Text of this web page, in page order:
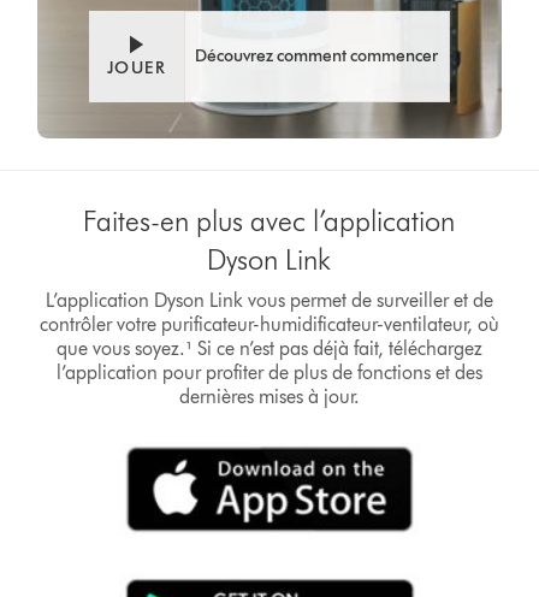
JOUER
Découvrez comment commencer
Faites-en plus avec l’application
Dyson Link
L’application Dyson Link vous permet de surveiller et de
contrôler votre purificateur-humidificateur-ventilateur, où
que vous soyez.¹ Si ce n’est pas déjà fait, téléchargez
l’application pour profiter de plus de fonctions et des
dernières mises à jour.